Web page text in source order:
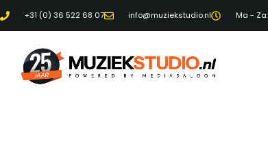
+31 (0) 36 522 68 07 info@muziekstudio.nl Ma -